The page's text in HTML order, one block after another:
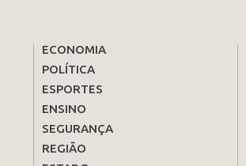
ECONOMIA
POLÍTICA
ESPORTES
ENSINO
SEGURANÇA
REGIÃO